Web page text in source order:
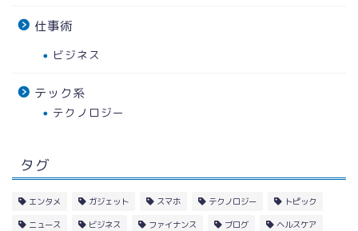
仕事術
ビジネス
テック系
テクノロジー
タグ
エンタメ ガジェット スマホ テクノロジー トピック
ニュース ビジネス ファイナンス ブログ ヘルスケア